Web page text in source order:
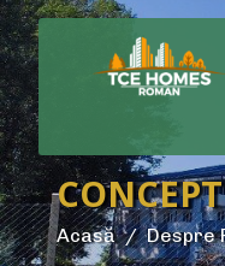
CONCEPT
Acasă Despre